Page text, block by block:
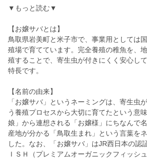
▼もっと読む▼
【お嬢サバとは】
鳥取県岩美町と米子市で、事業用としては
殖場で育てています。完全養殖の稚魚を、
殖することで、寄生虫が付きにくく安心し
特長です。
【名前の由来】
「お嬢サバ」というネーミングは、寄生虫
う養殖プロセスから大切に育てたという意
娘」から連想される「お嬢様」にちなんで
産地が分かる「鳥取生まれ」という言葉を
した。なお、「お嬢サバ」はJR西日本の認
ＩＳＨ（プレミアムオーガニックフィッシ